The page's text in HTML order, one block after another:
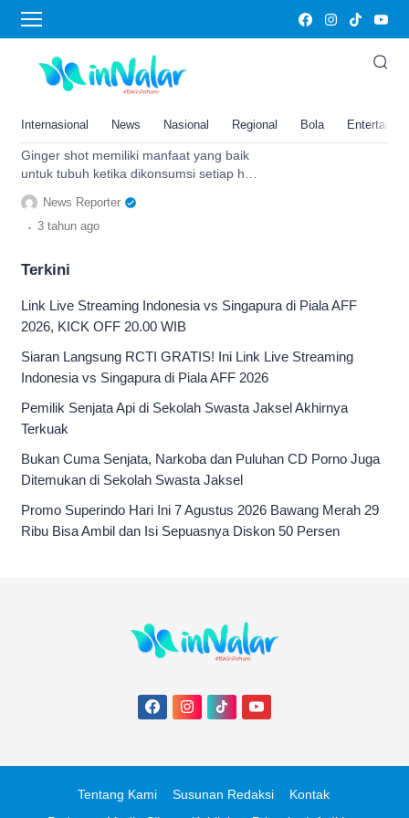
Internasional News Nasional Regional Bola
ginger shot
Jerawat Wajah Tak Kunjung
Hilang? Segera Buat Minuman
dalam 3 Hari
Ginger shot memiliki manfaat yang baik
untuk tubuh ketika dikonsumsi setiap hari
di pagi hari sebelum sarapan dan
rasakan khasiatnya.
News Reporter
. 3 tahun ago
Terkini
Link Live Streaming Indonesia vs Singapura di Piala AFF
2026, KICK OFF 20.00 WIB
Siaran Langsung RCTI GRATIS! Ini Link Live Streaming
Indonesia vs Singapura di Piala AFF 2026
Pemilik Senjata Api di Sekolah Swasta Jaksel Akhirnya
Terkuak
Bukan Cuma Senjata, Narkoba dan Puluhan CD Porno Juga
Ditemukan di Sekolah Swasta Jaksel
Promo Superindo Hari Ini 7 Agustus 2026 Bawang Merah 29
Ribu Bisa Ambil dan Isi Sepuasnya Diskon 50 Persen
Tentang Kami Susunan Redaksi
Kontak